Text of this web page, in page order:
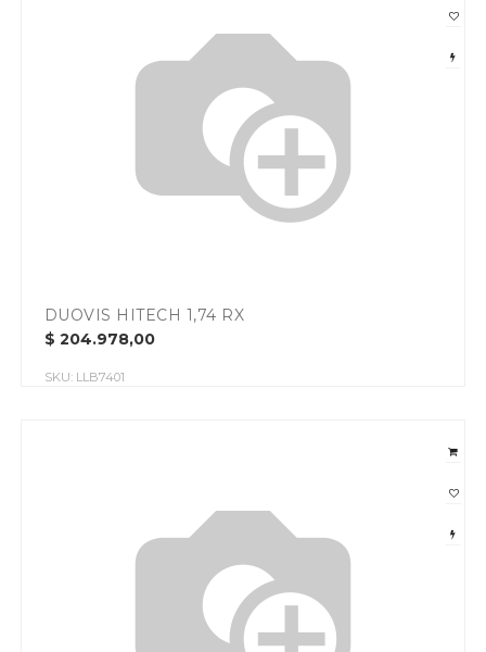
DUOVIS HITECH 1,74 RX
$ 204.978,00
SKU: LLB7401